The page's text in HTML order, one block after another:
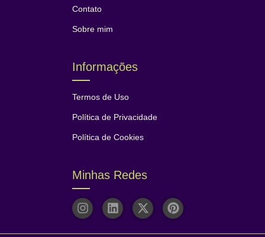
Contato
Sobre mim
Informações
Termos de Uso
Política de Privacidade
Política de Cookies
Minhas Redes